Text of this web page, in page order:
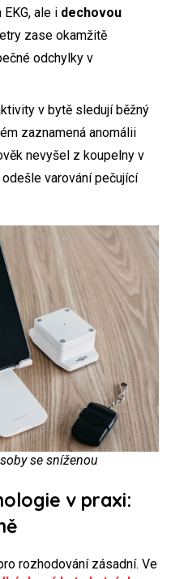
ale i dechovou
zase okamžitě
odchylky v
v bytě sledují běžný
zaznamená anomálii
nevyšel z koupelny v
varování pečující
se sníženou
v praxi:
rozhodování zásadní. Ve